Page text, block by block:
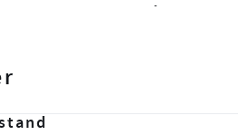
2 ladekabel, Syn, Måtter & SOH
HK
DC